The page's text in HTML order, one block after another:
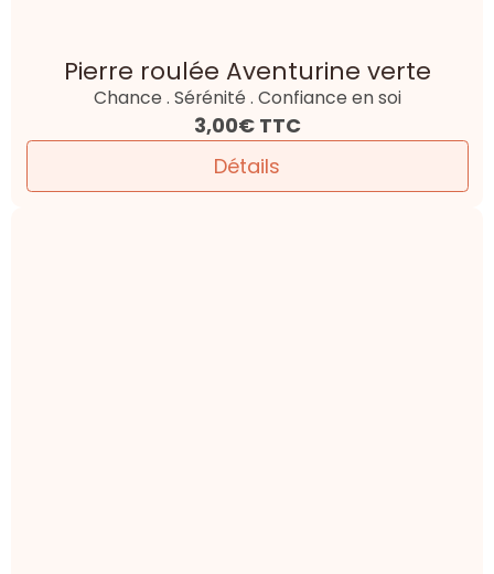
Pierre roulée Aventurine verte
Chance . Sérénité . Confiance en soi
3,00€ TTC
Détails